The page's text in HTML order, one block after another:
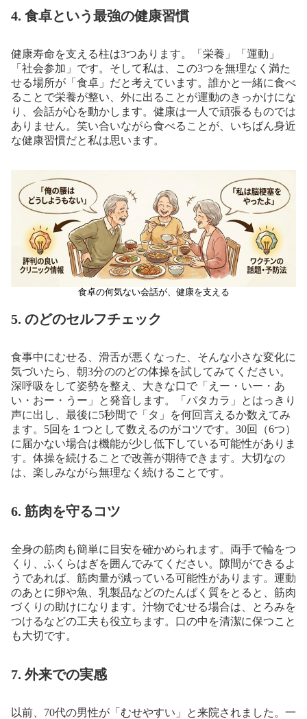
4. 食卓という最強の健康習慣
健康寿命を支える柱は3つあります。「栄養」「運動」
「社会参加」です。そして私は、この3つを無理なく満た
せる場所が「食卓」だと考えています。誰かと一緒に食べ
ることで栄養が整い、外に出ることが運動のきっかけにな
り、会話が心を動かします。健康は一人で頑張るものでは
ありません。笑い合いながら食べることが、いちばん身近
な健康習慣だと私は思います。
食卓の何気ない会話が、健康を支える
5. のどのセルフチェック
食事中にむせる、滑舌が悪くなった、そんな小さな変化に
気づいたら、朝3分ののどの体操を試してみてください。
深呼吸をして姿勢を整え、大きな口で「えー・いー・あ
い・おー・うー」と発音します。「パタカラ」とはっきり
声に出し、最後に5秒間で「タ」を何回言えるか数えてみ
ます。5回を１つとして数えるのがコツです。30回（6つ）
に届かない場合は機能が少し低下している可能性がありま
す。体操を続けることで改善が期待できます。大切なの
は、楽しみながら無理なく続けることです。
6. 筋肉を守るコツ
全身の筋肉も簡単に目安を確かめられます。両手で輪をつ
くり、ふくらはぎを囲んでみてください。隙間ができるよ
うであれば、筋肉量が減っている可能性があります。運動
のあとに卵や魚、乳製品などのたんぱく質をとると、筋肉
づくりの助けになります。汁物でむせる場合は、とろみを
つけるなどの工夫も役立ちます。口の中を清潔に保つこと
も大切です。
7. 外来での実感
以前、70代の男性が「むせやすい」と来院されました。一